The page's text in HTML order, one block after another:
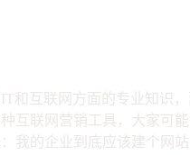
和互联网方面的专业知识
互联网营销工具，大家可
我的企业到底应该建个网站